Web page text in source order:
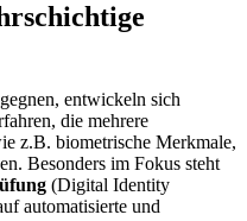
entwickeln sich
die mehrere
z.B. biometrische Merkmale,
Besonders im Fokus steht
(Digital Identity
automatisierte und